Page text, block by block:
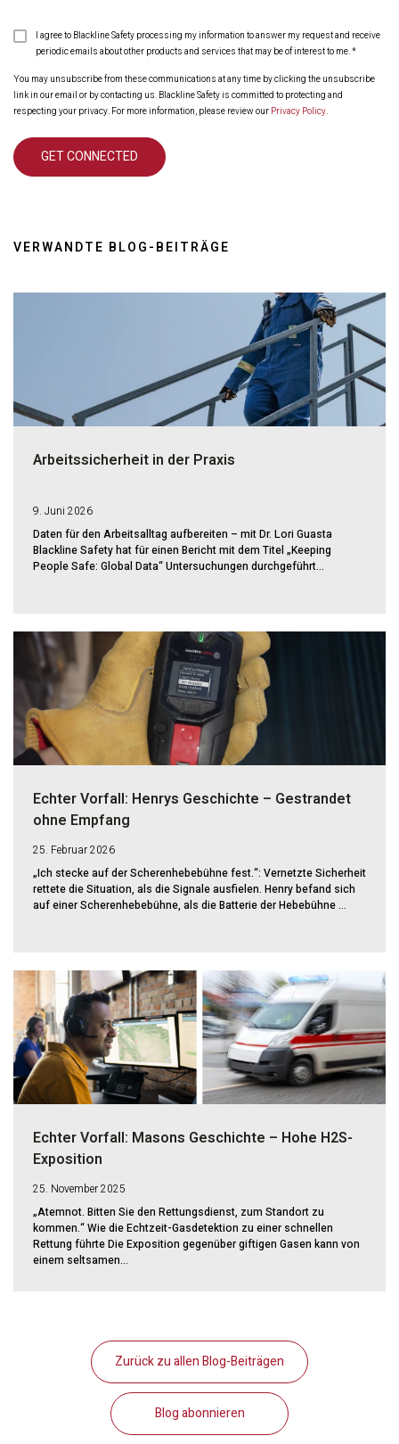
I agree to Blackline Safety processing my information to answer my request and receive
periodic emails about other products and services that may be of interest to me.*
You may unsubscribe from these communications at any time by clicking the unsubscribe
link in our email or by contacting us. Blackline Safety is committed to protecting and
respecting your privacy. For more information, please review our Privacy Policy.
VERWANDTE BLOG-BEITRÄGE
Arbeitssicherheit in der Praxis
9. Juni 2026
Daten für den Arbeitsalltag aufbereiten – mit Dr. Lori Guasta
Blackline Safety hat für einen Bericht mit dem Titel „Keeping
People Safe: Global Data“ Untersuchungen durchgeführt...
Echter Vorfall: Henrys Geschichte – Gestrandet
ohne Empfang
25. Februar 2026
„Ich stecke auf der Scherenhebebühne fest.“: Vernetzte Sicherheit
rettete die Situation, als die Signale ausfielen. Henry befand sich
auf einer Scherenhebebühne, als die Batterie der Hebebühne ...
Echter Vorfall: Masons Geschichte – Hohe H2S-
Exposition
25. November 2025
„Atemnot. Bitten Sie den Rettungsdienst, zum Standort zu
kommen.“ Wie die Echtzeit-Gasdetektion zu einer schnellen
Rettung führte Die Exposition gegenüber giftigen Gasen kann von
einem seltsamen...
Zurück zu allen Blog-Beiträgen
Blog abonnieren